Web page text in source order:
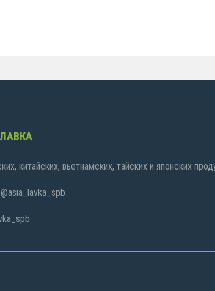
китайских, вьетнамских, тайских и японских